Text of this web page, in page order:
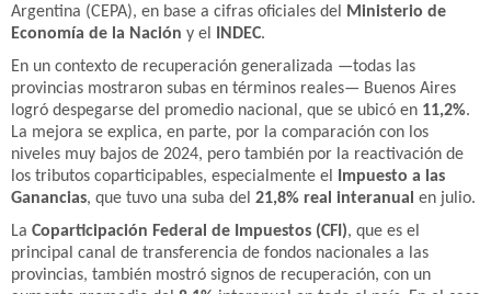
Argentina (CEPA), en base a cifras oficiales del
Ministerio de
Economía de la Nación y el INDEC.
En un contexto de recuperación generalizada —todas las
provincias mostraron subas en términos reales— Buenos Aires
logró despegarse del promedio nacional, que se ubicó en 11,2%.
La mejora se explica, en parte, por la comparación con los
niveles muy bajos de 2024, pero también por la reactivación de
los tributos coparticipables, especialmente el
Impuesto a las
Ganancias, que tuvo una suba del 21,8% real interanual en julio.
La Coparticipación Federal de Impuestos (CFI), que es el
principal canal de transferencia de fondos nacionales a las
provincias, también mostró signos de recuperación, con un